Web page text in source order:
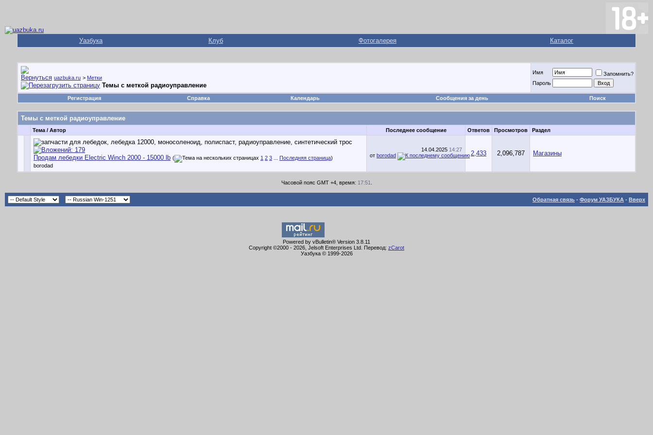
Уазбука Клуб Фотогалерея Каталог
uazbuka.ru > Метки
Темы с меткой радиоуправление
Имя
Запомнить?
Пароль
Регистрация Справка Календарь Сообщения за день Поиск
Темы с меткой радиоуправление
Тема / Автор Последнее сообщение Ответов Просмотров Раздел
Продам лебедки Electric Winch 2000 - 15000 lb ( 1 2 3 Последняя страница)
borodad
14.04.2025 14:27
от borodad 2,433 2,096,787 Магазины
Часовой пояс GMT +4, время: 17:51
Обратная связь - Форум УАЗБУКА - Вверх
Powered by vBulletin® Version 3.8.11
Copyright ©2000 - 2026, Jelsoft Enterprises Ltd. Перевод: zCarot
Уазбука © 1999-2026